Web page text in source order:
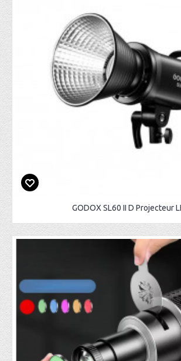
GODOX SL60 II D Projecteur